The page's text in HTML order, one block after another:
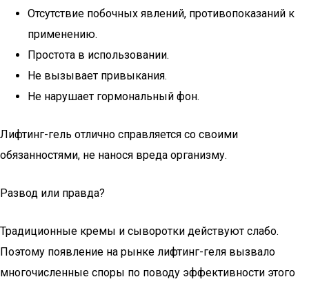
Отсутствие побочных явлений, противопоказаний к
применению.
Простота в использовании.
Не вызывает привыкания.
Не нарушает гормональный фон.
Лифтинг-гель отлично справляется со своими
обязанностями, не нанося вреда организму.
Развод или правда?
Традиционные кремы и сыворотки действуют слабо.
Поэтому появление на рынке лифтинг-геля вызвало
многочисленные споры по поводу эффективности этого